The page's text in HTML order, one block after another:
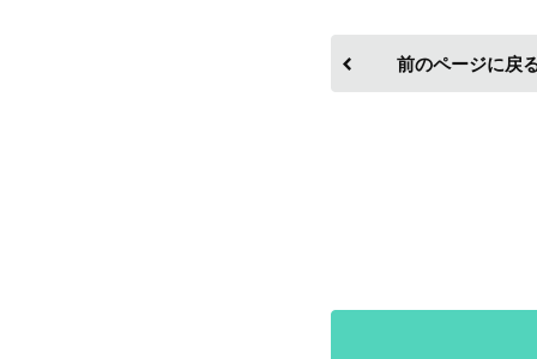
前のページに戻